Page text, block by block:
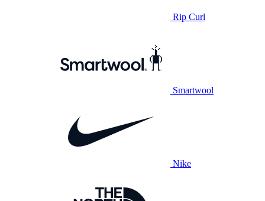
Rip Curl
Smartwool
Nike